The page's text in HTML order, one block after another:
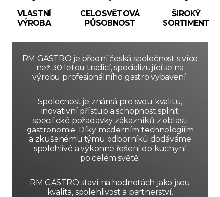
RM GASTRO je přední česká společnost s více
než 30 letou tradicí, specializující se na
výrobu profesionálního gastro vybavení.
Společnost je známá pro svou kvalitu,
inovativní přístup a schopnost splnit
specifické požadavky zákazníků z oblasti
gastronomie. Díky moderním technologiím
a zkušenému týmu odborníků dodáváme
spolehlivé a výkonné řešení do kuchyní
po celém světě.
RM GASTRO staví na hodnotách jako jsou
kvalita, spolehlivost a partnerství.
VLASTNÍ
VÝROBA
CELOSVĚTOVÁ
PŮSOBNOST
ŠIROKÝ
SORTIMENT